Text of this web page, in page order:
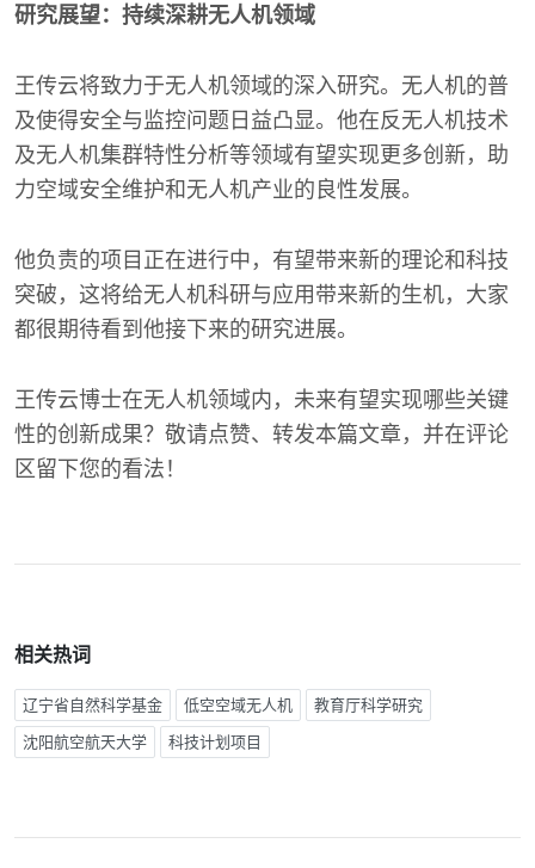
研究展望：持续深耕无人机领域
王传云将致力于无人机领域的深入研究。无人机的普
及使得安全与监控问题日益凸显。他在反无人机技术
及无人机集群特性分析等领域有望实现更多创新，助
力空域安全维护和无人机产业的良性发展。
他负责的项目正在进行中，有望带来新的理论和科技
突破，这将给无人机科研与应用带来新的生机，大家
都很期待看到他接下来的研究进展。
王传云博士在无人机领域内，未来有望实现哪些关键
性的创新成果？敬请点赞、转发本篇文章，并在评论
区留下您的看法！
相关热词
辽宁省自然科学基金 低空空域无人机 教育厅科学研究
沈阳航空航天大学 科技计划项目